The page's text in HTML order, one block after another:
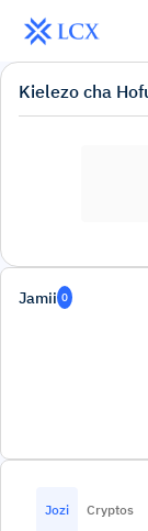
Kielezo cha
Jamii 0
Jozi Cryptos